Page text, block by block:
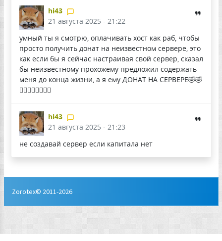
hi43
21 августа 2025 - 21:22
умный ты я смотрю, оплачивать хост как раб, чтобы
просто получить донат на неизвестном сервере, это
как если бы я сейчас настраивая свой сервер, сказал
бы неизвестному прохожему предложил содержать
меня до конца жизни, а я ему ДОНАТ НА СЕРВЕРЕ🤣🤣
🤦‍♀️🤦‍♀️🤦‍♀️🤦‍♀️
hi43
21 августа 2025 - 21:23
не создавай сервер если капитала нет
Zorotex© 2011-2026